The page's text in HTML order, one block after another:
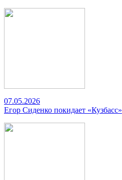
07.05.2026
Егор Сиденко покидает «Кузбасс»